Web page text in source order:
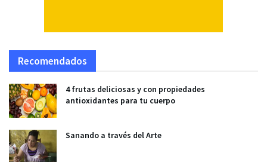
Recomendados
4 frutas deliciosas y con propiedades
antioxidantes para tu cuerpo
Sanando a través del Arte